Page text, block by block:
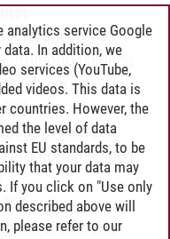
courses
Promotionskolleg
Forum I
courses
Promotionskolleg
courses
analytics service Google
In addition, we
services (YouTube,
videos. This data is
countries. However, the
the level of data
EU standards, to be
that your data may
If you click on "Use only
described above will
please refer to our